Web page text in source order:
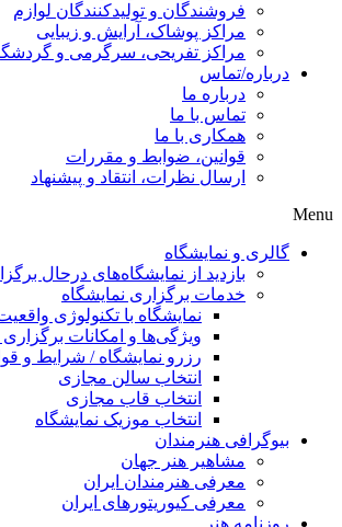
فروشندگان و تولیدکنندگان لوازم
مراکز پوشاک، آرایش و زیبایی
مراکز تفریحی، سرگرمی و
درباره/تماس
درباره ما
تماس با ما
همکاری با ما
قوانین، ضوابط و مقررات
ارسال نظرات، انتقاد و پیشنهاد
Menu
گالری و نمایشگاه
بازدید از نمایشگاه‌های درحال
خدمات برگزاری نمایشگاه
نمایشگاه با تکنولوژی
ویژگی‌ها و امکانات برگزاری
رزرو نمایشگاه / شرایط و
انتخاب سالن مجازی
انتخاب قاب مجازی
انتخاب موزیک نمایشگاه
بیوگرافی هنرمندان
مشاهیر هنر جهان
معرفی هنرمندان ایران
معرفی کیوریتورهای ایران
روزنامه هنر